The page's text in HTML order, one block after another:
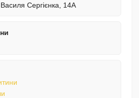
Сергієнка, 14А